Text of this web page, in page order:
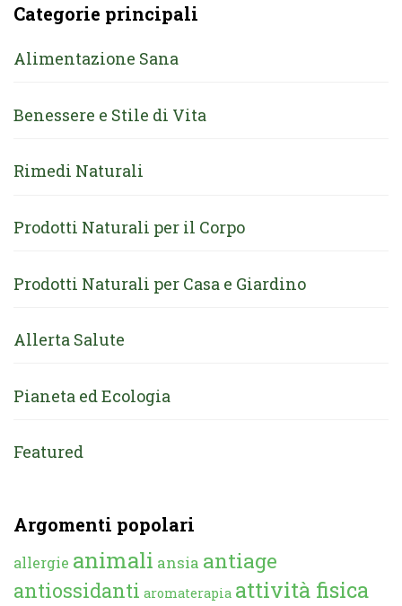
Categorie principali
Alimentazione Sana
Benessere e Stile di Vita
Rimedi Naturali
Prodotti Naturali per il Corpo
Prodotti Naturali per Casa e Giardino
Allerta Salute
Pianeta ed Ecologia
Featured
Argomenti popolari
allergie animali ansia antiage
antiossidanti aromaterapia attività fisica